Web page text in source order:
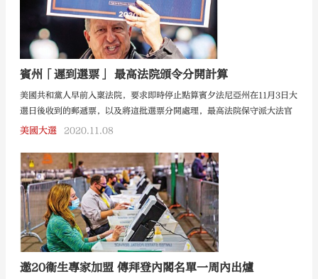
賓州「遲到選票」 最高法院頒令分開計算
美國共和黨人早前入稟法院，要求即時停止點算賓夕法尼亞州在11月3日大
選日後收到的郵遞票，以及將這批選票分開處理，最高法院保守派大法官
阿利托前日駁回停止票點的要求，但同意將在11月4日至6日收到的選票分
美國大選 2020.11.08
邀20衞生專家加盟 傳拜登內閣名單一周內出爐